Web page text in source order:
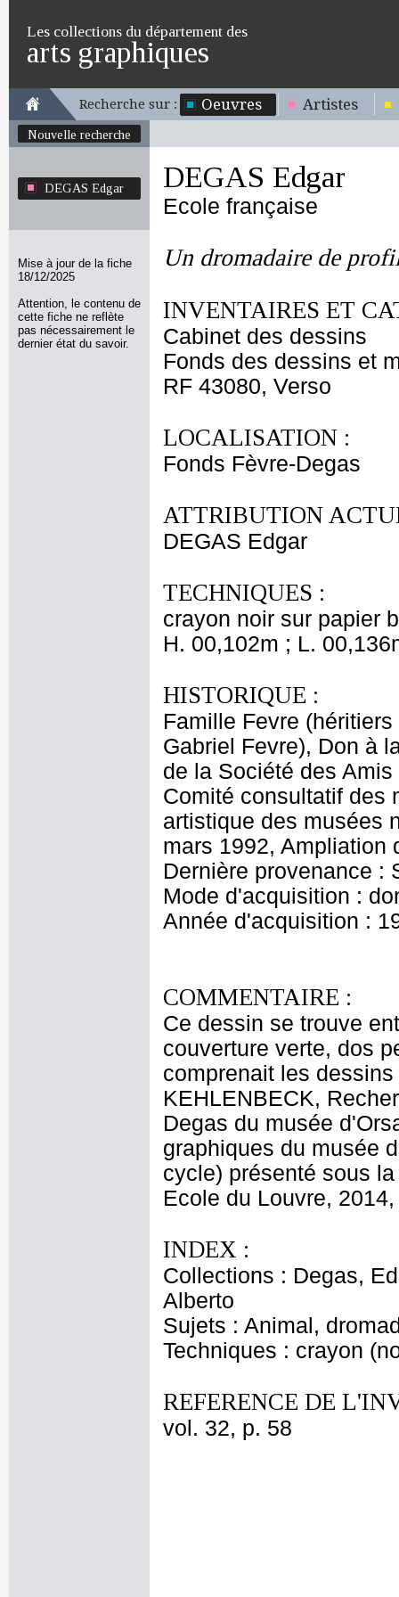
Les collections du département des
arts graphiques
Recherche sur : Oeuvres Artistes
Nouvelle recherche
DEGAS Edgar
Mise à jour de la fiche
18/12/2025
Attention, le contenu de
cette fiche ne reflète
pas nécessairement le
dernier état du savoir.
DEGAS Edgar
Ecole française
Un dromadaire de
INVENTAIRES ET
Cabinet des dessins
Fonds des dessins et
RF 43080, Verso
LOCALISATION :
Fonds Fèvre-Degas
ATTRIBUTION
DEGAS Edgar
TECHNIQUES :
crayon noir sur papier
H. 00,102m ; L.
HISTORIQUE :
Famille Fevre
Gabriel Fevre), Don à
de la Société des
Comité consultatif des
artistique des musées
mars 1992, Ampliation
Dernière provenance :
Mode d'acquisition :
Année d'acquisition :
COMMENTAIRE :
Ce dessin se trouve
couverture verte, dos
comprenait les
KEHLENBECK,
Degas du musée
graphiques du musée
cycle) présenté sous
Ecole du Louvre,
INDEX :
Collections : Degas,
Alberto
Sujets : Animal,
Techniques : crayon
REFERENCE DE
vol. 32, p. 58